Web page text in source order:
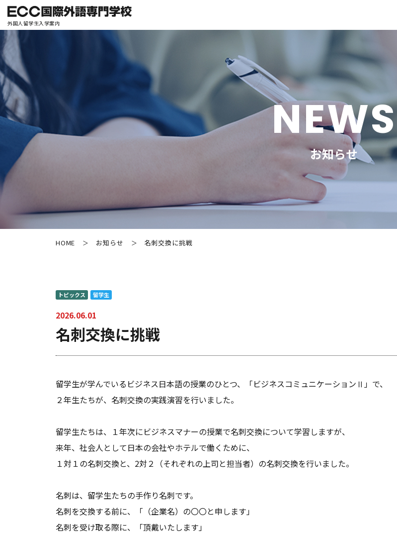
外国人留学生入学案内
NEWS
お知らせ
HOME ＞ お知らせ ＞ 名刺交換に挑戦
トピックス 留学生
2026.06.01
名刺交換に挑戦
留学生が学んでいるビジネス日本語の授業のひとつ、「ビジネスコミュニケーションⅡ」で、
２年生たちが、名刺交換の実践演習を行いました。
留学生たちは、１年次にビジネスマナーの授業で名刺交換について学習しますが、
来年、社会人として日本の会社やホテルで働くために、
１対１の名刺交換と、2対２（それぞれの上司と担当者）の名刺交換を行いました。
名刺は、留学生たちの手作り名刺です。
名刺を交換する前に、「（企業名）の〇〇と申します」
名刺を受け取る際に、「頂戴いたします」